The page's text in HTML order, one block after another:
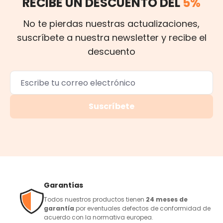
No te pierdas nuestras actualizaciones,
suscríbete a nuestra newsletter y recibe el
descuento
Suscríbete
Garantías
Todos nuestros productos tienen 24 meses de
garantía por eventuales defectos de conformidad de
acuerdo con la normativa europea.